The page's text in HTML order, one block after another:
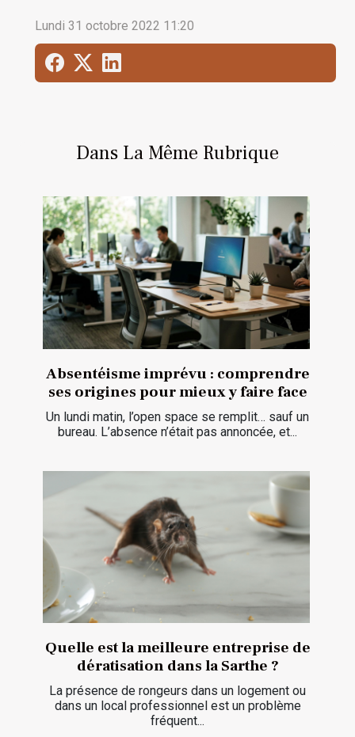
Dans La Même Rubrique
Absentéisme imprévu : comprendre
ses origines pour mieux y faire face
Un lundi matin, l’open space se remplit… sauf un
bureau. L’absence n’était pas annoncée, et...
Quelle est la meilleure entreprise de
dératisation dans la Sarthe ?
La présence de rongeurs dans un logement ou
dans un local professionnel est un problème
fréquent...
Lundi 31 octobre 2022 11:20